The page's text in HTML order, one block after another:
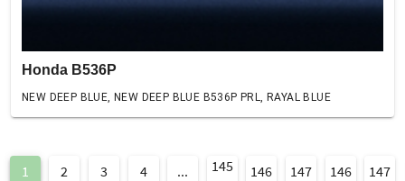
Honda B536P
NEW DEEP BLUE, NEW DEEP BLUE B536P PRL, RAYAL BLUE
1 2 3 4 ... 145 146 147 146 147